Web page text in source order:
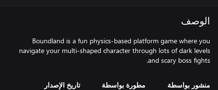
الوصف
Boundland is a fun physics-based platform game where you
navigate your multi-shaped character through lots of dark levels
and scary boss fights.
منشور بواسطة مطورة بواسطة تاريخ الإصدار